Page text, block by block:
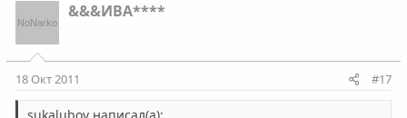
&&&ИВА****
18 Окт 2011 #17